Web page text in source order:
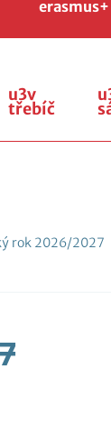
erasmus+
u3v
třebíč
rok 2026/2027